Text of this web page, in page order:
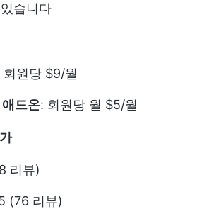
습니다
회원당 $9/월
드온: 회원당 월 $5/월
리뷰)
(76 리뷰)